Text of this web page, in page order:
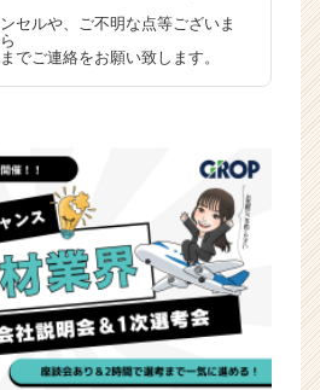
セルや、ご不明な点等ございま
でご連絡をお願い致します。